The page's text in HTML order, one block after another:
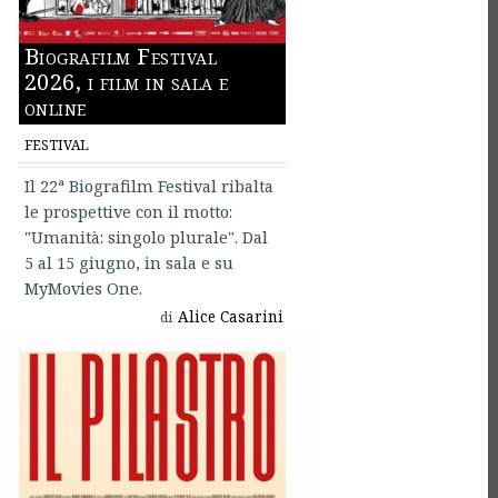
Biografilm Festival
2026, i film in sala e
online
FESTIVAL
Il 22ª Biografilm Festival ribalta
le prospettive con il motto:
"Umanità: singolo plurale". Dal
5 al 15 giugno, in sala e su
MyMovies One.
di Alice Casarini